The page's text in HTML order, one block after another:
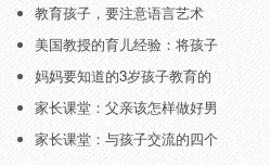
教育孩子，要注意语言艺术
美国教授的育儿经验：将孩子
妈妈要知道的3岁孩子教育的
家长课堂：父亲该怎样做好男
家长课堂：与孩子交流的四个